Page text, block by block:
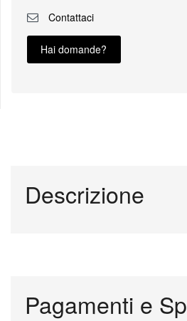
Contattaci
Hai domande?
Descrizione
Pagamenti e